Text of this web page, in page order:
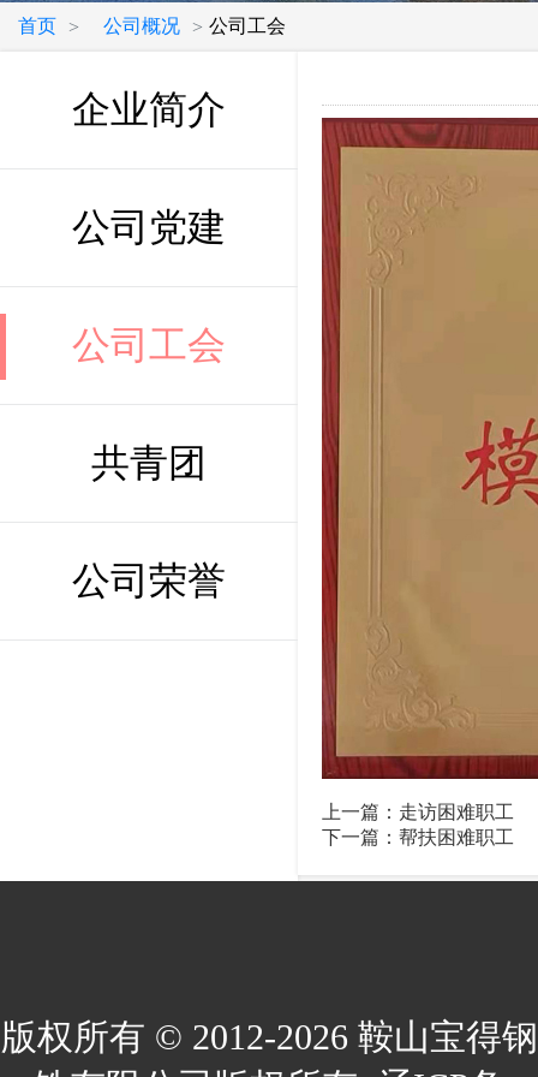
首页 > 公司概况 > 公司工会
企业简介
公司党建
公司工会
共青团
公司荣誉
上一篇： 走访困难职工
下一篇： 帮扶困难职工
版权所有 © 2012-2026 鞍山宝得钢